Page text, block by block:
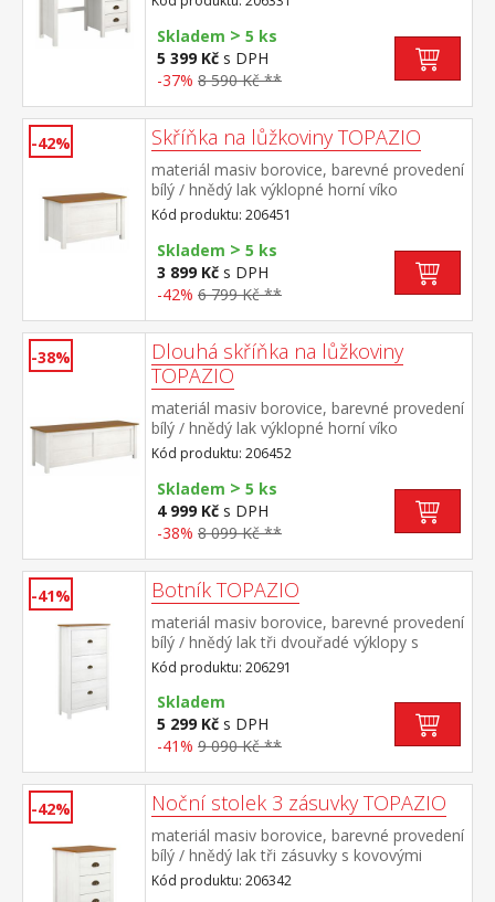
Skladem > 5 ks
5 399 Kč s DPH
-37% 8 590 Kč **
-42% Skříňka na lůžkoviny TOPAZIO
materiál masiv borovice, barevné provedení
bílý / hnědý lak výklopné horní víko
Kód produktu: 206451
Skladem > 5 ks
3 899 Kč s DPH
-42% 6 799 Kč **
-38%
Dlouhá skříňka na lůžkoviny
TOPAZIO
materiál masiv borovice, barevné provedení
bílý / hnědý lak výklopné horní víko
Kód produktu: 206452
Skladem > 5 ks
4 999 Kč s DPH
-38% 8 099 Kč **
-41% Botník TOPAZIO
materiál masiv borovice, barevné provedení
bílý / hnědý lak tři dvouřadé výklopy s
kovovými úchytkami
Kód produktu: 206291
Skladem
5 299 Kč s DPH
-41% 9 090 Kč **
-42% Noční stolek 3 zásuvky TOPAZIO
materiál masiv borovice, barevné provedení
bílý / hnědý lak tři zásuvky s kovovými
úchytkami a pojezdy
Kód produktu: 206342